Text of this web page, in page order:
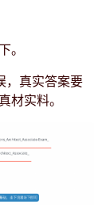
。
，真实答案要
材实料。